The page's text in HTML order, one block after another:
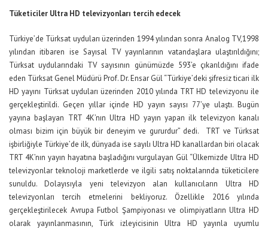
Tüketiciler Ultra HD televizyonları tercih edecek
Türkiye’de Türksat uyduları üzerinden 1994 yılından sonra Analog TV,1998
yılından itibaren ise Sayısal TV yayınlarının vatandaşlara ulaştırıldığını;
Türksat uydularındaki TV sayısının günümüzde 593’e çıkarıldığını ifade
eden Türksat Genel Müdürü Prof. Dr. Ensar Gül “Türkiye’deki şifresiz ticari ilk
HD yayını Türksat uyduları üzerinden 2010 yılında TRT HD televizyonu ile
gerçekleştirildi. Geçen yıllar içinde HD yayın sayısı 77’ye ulaştı. Bugün
yayına başlayan TRT 4K’nın Ultra HD yayın yapan ilk televizyon kanalı
olması bizim için büyük bir deneyim ve gururdur” dedi.
TRT ve Türksat
işbirliğiyle Türkiye’de ilk, dünyada ise sayılı Ultra HD kanallardan biri olacak
TRT 4K’nın yayın hayatına başladığını vurgulayan Gül “Ülkemizde Ultra HD
televizyonlar teknoloji marketlerde ve ilgili satış noktalarında tüketicilere
sunuldu. Dolayısıyla yeni televizyon alan kullanıcıların Ultra HD
televizyonları tercih etmelerini bekliyoruz. Özellikle 2016 yılında
gerçekleştirilecek Avrupa Futbol Şampiyonası ve olimpiyatların Ultra HD
olarak yayınlanmasının, Türk izleyicisinin Ultra HD yayınla uyumlu